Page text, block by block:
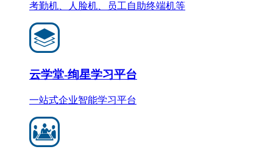
考勤机、人脸机、员工自助终端机等
云学堂-绚星学习平台
一站式企业智能学习平台